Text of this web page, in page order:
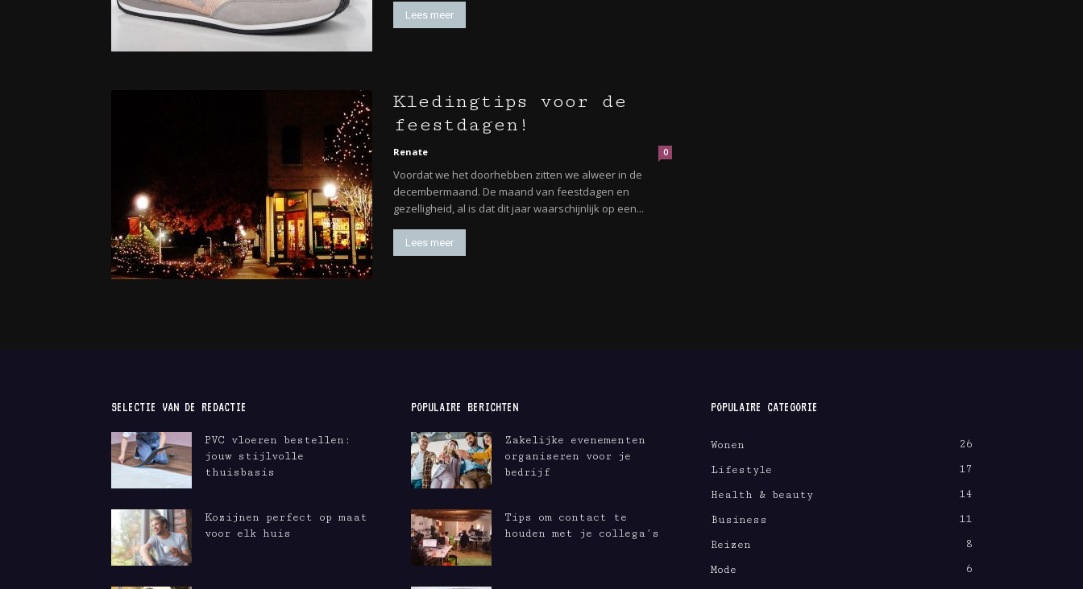
Lees meer
Kledingtips voor de
feestdagen!
Renate 0
Voordat we het doorhebben zitten we alweer in de
decembermaand. De maand van feestdagen en
gezelligheid, al is dat dit jaar waarschijnlijk op een...
Lees meer
SELECTIE VAN DE REDACTIE
PVC vloeren bestellen:
jouw stijlvolle
thuisbasis
Kozijnen perfect op maat
voor elk huis
POPULAIRE BERICHTEN
Zakelijke evenementen
organiseren voor je
bedrijf
Tips om contact te
houden met je collega’s
POPULAIRE CATEGORIE
Wonen
26
Lifestyle
17
Health & beauty
14
Business
11
Reizen
8
Mode
6